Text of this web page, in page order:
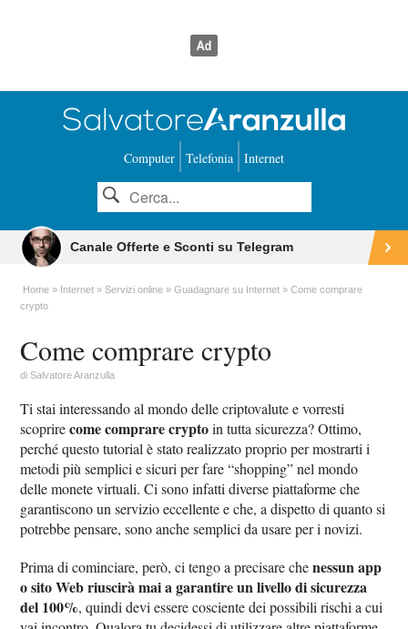
Computer Telefonia Internet
Canale Offerte e Sconti su Telegram
Home Internet Servizi online Guadagnare su Internet
Come comprare
crypto
Come comprare crypto
diSalvatore Aranzulla
Ti stai interessando al mondo delle criptovalute e vorresti
scoprirecome comprare cryptoin tutta sicurezza? Ottimo,
perché questo tutorial è stato realizzato proprio per mostrarti i
metodi più semplici e sicuri per fare “shopping” nel mondo
delle monete virtuali. Ci sono infatti diverse piattaforme che
garantiscono un servizio eccellente e che, a dispetto di quanto si
potrebbe pensare, sono anche semplici da usare per i novizi.
Prima di cominciare, però, ci tengo a precisare chenessun app
o sito Web riuscirà mai a garantire un livello di sicurezza
del 100%, quindi devi essere cosciente dei possibili rischi a cui